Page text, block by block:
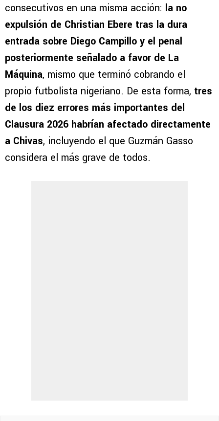
consecutivos en una misma acción: la no
expulsión de Christian Ebere tras la dura
entrada sobre Diego Campillo y el penal
posteriormente señalado a favor de La
Máquina, mismo que terminó cobrando el
propio futbolista nigeriano. De esta forma, tres
de los diez errores más importantes del
Clausura 2026 habrían afectado directamente
a Chivas, incluyendo el que Guzmán Gasso
considera el más grave de todos.